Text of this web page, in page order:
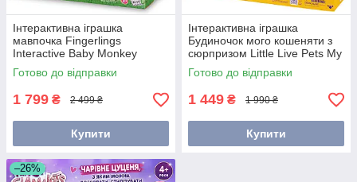
Інтерактивна іграшка
мавпочка Fingerlings
Interactive Baby Monkey
Sunny WowWee 3191
Готово до відправки
1 799 ₴ 2 499 ₴
Купити
Інтерактивна іграшка
Будиночок мого кошеняти з
сюрпризом Little Live Pets My
Kitty's Home 26546
Готово до відправки
1 449 ₴ 1 990 ₴
Купити
–26%